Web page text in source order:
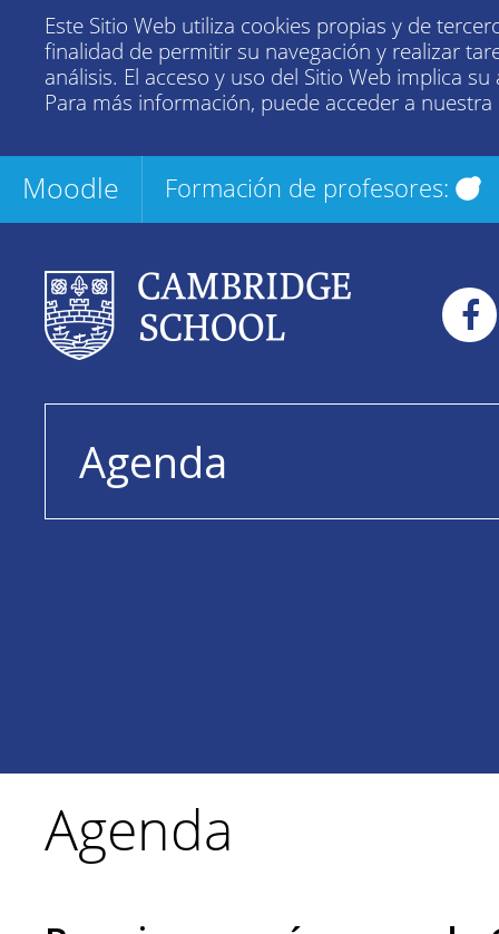
Este Sitio Web utiliza cookies propias y de
finalidad de permitir su navegación y realizar
análisis. El acceso y uso del Sitio Web implica su
Para más información, puede acceder a nuestra
Moodle Formación de profesores:
Agenda
Agenda